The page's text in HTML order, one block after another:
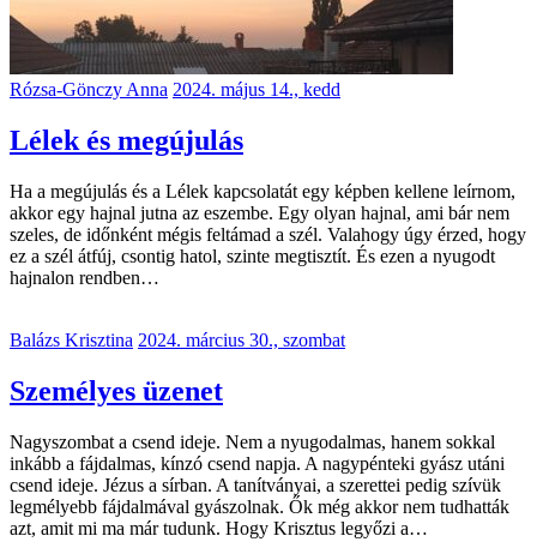
Rózsa-Gönczy Anna 2024. május 14., kedd
Lélek és megújulás
Ha a megújulás és a Lélek kapcsolatát egy képben kellene leírnom,
akkor egy hajnal jutna az eszembe. Egy olyan hajnal, ami bár nem
szeles, de időnként mégis feltámad a szél. Valahogy úgy érzed, hogy
ez a szél átfúj, csontig hatol, szinte megtisztít. És ezen a nyugodt
hajnalon rendben…
Balázs Krisztina 2024. március 30., szombat
Személyes üzenet
Nagyszombat a csend ideje. Nem a nyugodalmas, hanem sokkal
inkább a fájdalmas, kínzó csend napja. A nagypénteki gyász utáni
csend ideje. Jézus a sírban. A tanítványai, a szerettei pedig szívük
legmélyebb fájdalmával gyászolnak. Ők még akkor nem tudhatták
azt, amit mi ma már tudunk. Hogy Krisztus legyőzi a…